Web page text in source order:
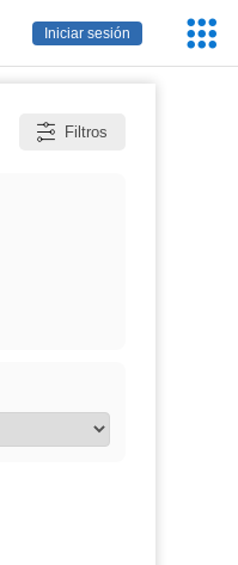
Iniciar sesión
Filtros